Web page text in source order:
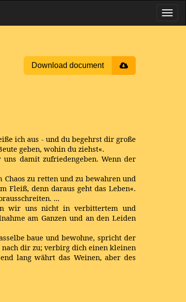
Download document
ich aus - und du begehrst dir große
geben, wohin du ziehst«.
damit zufriedengeben. Wenn der
Chaos zu retten und zu bewahren und
Fleiß, denn daraus geht das Leben«.
...
wir uns nicht in verbittertem und
am Ganzen und an den Leiden
baue und bewohne, spricht der
nach dir zu; verbirg dich einen kleinen
lang währt das Weinen, aber des